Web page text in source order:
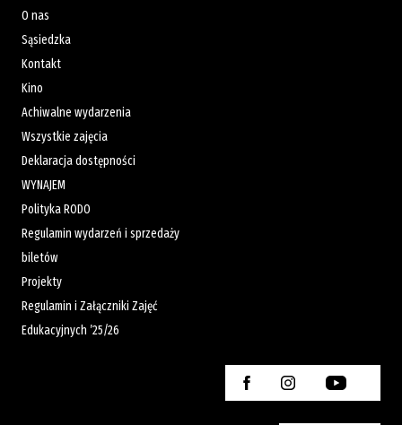
O nas
Sąsiedzka
Kontakt
Kino
Achiwalne wydarzenia
Wszystkie zajęcia
Deklaracja dostępności
WYNAJEM
Polityka RODO
Regulamin wydarzeń i sprzedaży
biletów
Projekty
Regulamin i Załączniki Zajęć
Edukacyjnych ’25/26